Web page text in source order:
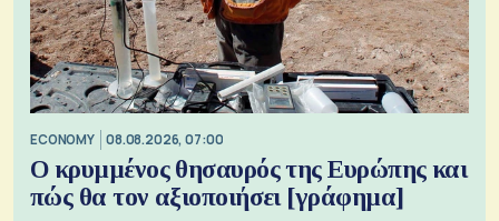
ECONOMY 08.08.2026, 07:00
Ο κρυμμένος θησαυρός της Ευρώπης και
πώς θα τον αξιοποιήσει [γράφημα]